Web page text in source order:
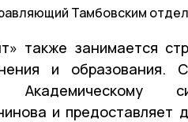
Тамбовским
также занимается
и образования.
Академическому
и предоставляет